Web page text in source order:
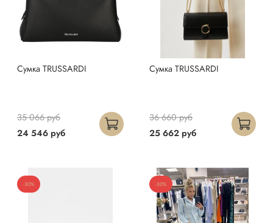
Сумка TRUSSARDI
24 546 руб
35 066 руб
Сумка TRUSSARDI
25 662 руб
36 660 руб
-30% -30%